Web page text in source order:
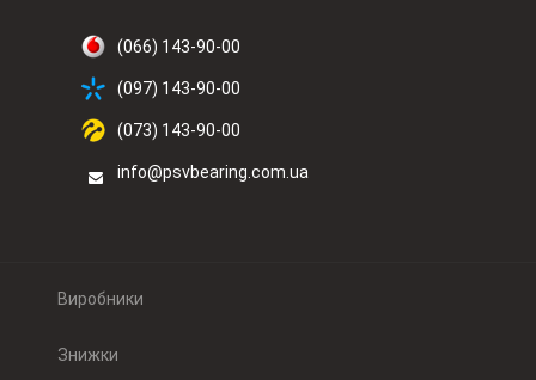
(066) 143-90-00
(097) 143-90-00
(073) 143-90-00
info@psvbearing.com.ua
Виробники
Знижки